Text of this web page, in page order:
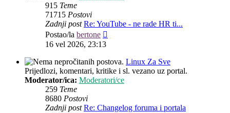
915 Teme
71715 Postovi
Zadnji post Re: YouTube - ne rade HR ti...
Postao/la bertone
16 vel 2026, 23:13
Linux Za Sve
Prijedlozi, komentari, kritike i sl. vezano uz portal.
Moderator/ica: Moderatori/ce
259 Teme
8680 Postovi
Zadnji post Re: Changelog foruma i portala